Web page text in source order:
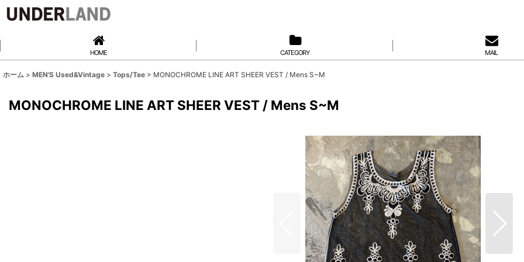
HOME CATEGORY MAIL
ホーム > MEN'S Used&Vintage > Tops/Tee > MONOCHROME LINE ART SHEER VEST / Mens S~M
MONOCHROME LINE ART SHEER VEST / Mens S~M